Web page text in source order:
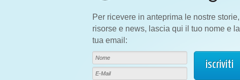
Per ricevere in anteprima le nostre storie,
risorse e news, lascia qui il tuo nome e la
tua email: